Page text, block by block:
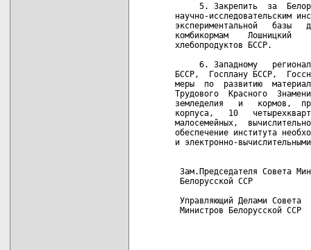
5. Закрепить  за
научно-исследовательским
экспериментальной   базы
комбикормам    Лошницкий
хлебопродуктов БССР.
6. Западному
БССР,  Госплану БССР,
меры  по  развитию
Трудового  Красного
земледелия   и   кормов,
корпуса,   10
малосемейных,
обеспечение института
и электронно-
Зам.Председателя Совета
Белорусской ССР
Управляющий Делами Совета
Министров